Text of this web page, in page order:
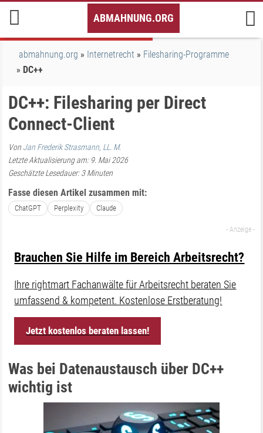
Inhalt
springen
ABMAHNUNG.ORG
abmahnung.org Internetrecht
Filesharing-Programme
DC++
DC++: Filesharing per Direct
Connect-Client
Von Jan Frederik Strasmann, LL. M.
Letzte Aktualisierung am: 9. Mai 2026
Geschätzte Lesedauer: 3 Minuten
Fasse diesen Artikel zusammen mit:
ChatGPT Perplexity Claude
Brauchen Sie Hilfe im Bereich Arbeitsrecht?
Ihre rightmart Fachanwälte für Arbeitsrecht beraten Sie
umfassend & kompetent. Kostenlose Erstberatung!
Jetzt kostenlos beraten lassen!
Was bei Datenaustausch über DC++
wichtig ist